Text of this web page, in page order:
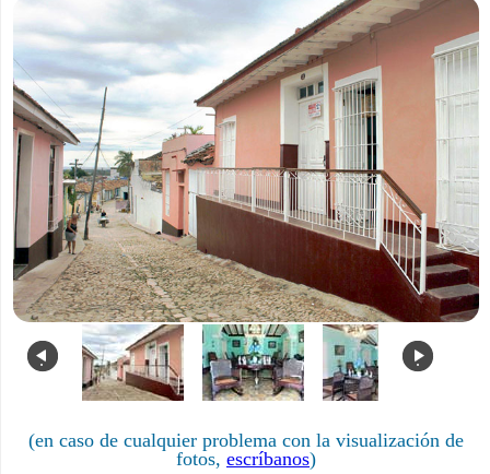
. .
(en caso de cualquier problema con la visualización de
fotos, escríbanos)